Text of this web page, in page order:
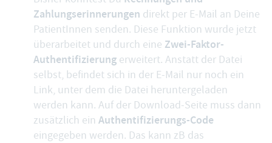
Zahlungserinnerungen direkt per E-Mail an Deine
PatientInnen senden. Diese Funktion wurde jetzt
überarbeitet und durch eine Zwei-Faktor-
Authentifizierung erweitert. Anstatt der Datei
selbst, befindet sich in der E-Mail nur noch ein
Link, unter dem die Datei heruntergeladen
werden kann. Auf der Download-Seite muss dann
zusätzlich ein Authentifizierungs-Code
eingegeben werden. Das kann zB das